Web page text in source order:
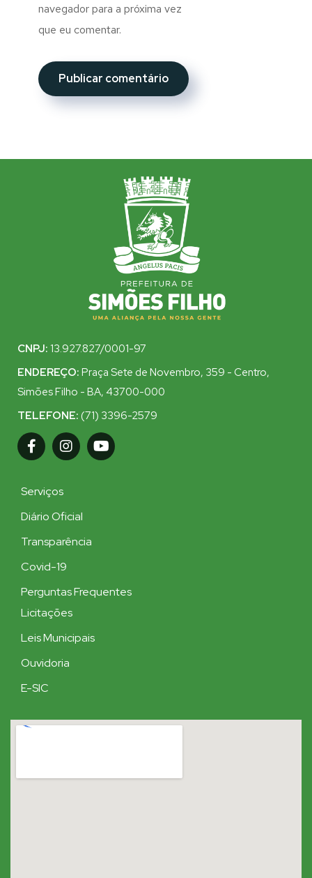
navegador para a próxima vez
que eu comentar.
CNPJ: 13.927.827/0001-97
ENDEREÇO: Praça Sete de Novembro, 359 - Centro,
Simões Filho - BA, 43700-000
TELEFONE: (71) 3396-2579
Serviços
Diário Oficial
Transparência
Covid-19
Perguntas Frequentes
Licitações
Leis Municipais
Ouvidoria
E-SIC